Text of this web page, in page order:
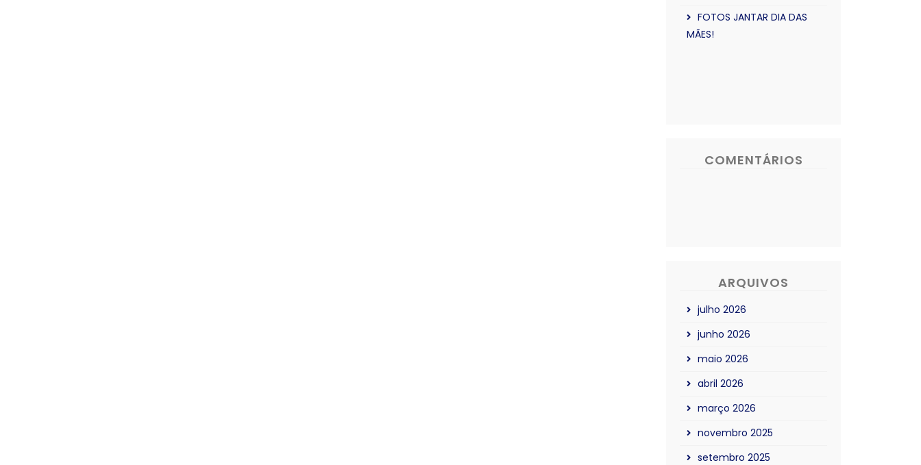
FOTOS JANTAR DIA DAS
MÃES!
COMENTÁRIOS
ARQUIVOS
julho 2026
junho 2026
maio 2026
abril 2026
março 2026
novembro 2025
setembro 2025